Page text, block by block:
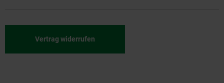
Vertrag widerrufen